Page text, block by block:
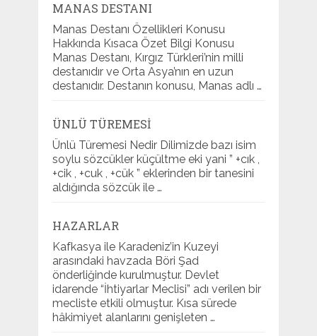
MANAS DESTANI
Manas Destanı Özellikleri Konusu
Hakkında Kısaca Özet Bilgi Konusu
Manas Destanı, Kırgız Türkleri’nin milli
destanıdır ve Orta Asya’nın en uzun
destanıdır. Destanın konusu, Manas adlı …
ÜNLÜ TÜREMESI
Ünlü Türemesi Nedir Dilimizde bazı isim
soylu sözcükler küçültme eki yani ” +cık ,
+cik , +cuk , +cük ” eklerinden bir tanesini
aldığında sözcük ile …
HAZARLAR
Kafkasya ile Karadeniz’in Kuzeyi
arasındaki havzada Böri Şad
önderliğinde kurulmuştur. Devlet
idarende “İhtiyarlar Meclisi” adı verilen bir
mecliste etkili olmuştur. Kısa sürede
hâkimiyet alanlarını genişleten …